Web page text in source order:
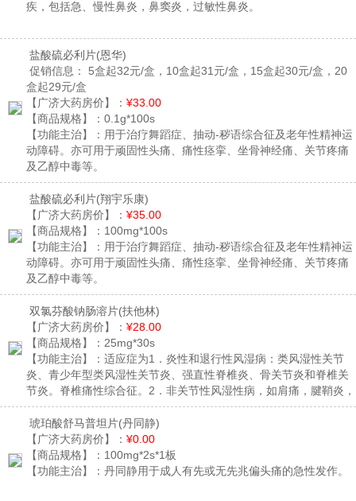
疾，包括急、慢性鼻炎，鼻窦炎，过敏性鼻炎。
盐酸硫必利片(恩华)
促销信息：
5盒起32元/盒，10盒起31元/盒，15盒起30元/盒，20
盒起29元/盒
【广济大药房价】： ¥33.00
【商品规格】： 0.1g*100s
【功能主治】： 用于治疗舞蹈症、抽动-秽语综合征及老年性精神运
动障碍。亦可用于顽固性头痛、痛性痉挛、坐骨神经痛、关节疼痛
及乙醇中毒等。
盐酸硫必利片(翔宇乐康)
【广济大药房价】： ¥35.00
【商品规格】： 100mg*100s
【功能主治】： 用于治疗舞蹈症、抽动-秽语综合征及老年性精神运
动障碍。亦可用于顽固性头痛、痛性痉挛、坐骨神经痛、关节疼痛
及乙醇中毒等。
双氯芬酸钠肠溶片(扶他林)
【广济大药房价】： ¥28.00
【商品规格】： 25mg*30s
【功能主治】： 适应症为1．炎性和退行性风湿病：类风湿性关节
炎、青少年型类风湿性关节炎、强直性脊椎炎、骨关节炎和脊椎关
节炎。脊椎痛性综合征。2．非关节性风湿性病，如肩痛，腱鞘炎，
滑囊炎，肌痛及运动后损伤性疼痛等。3．痛风急性发作。4．创伤
后及术后炎症性疼痛如：创伤后，劳损后，牙痛，头痛等；妇科中
出现的疼痛或炎症，例如：原发性痛经或附加炎。 5．对耳、鼻、
喉的严重痛性感染可作为辅助治疗药，例如：咽扁桃体炎，耳炎。
原发疾病可根据一般治疗原则给予适当的治疗。6．对成年和儿童的
琥珀酸舒马普坦片(丹同静)
【广济大药房价】： ¥0.00
【商品规格】： 100mg*2s*1板
【功能主治】： 丹同静用于成人有先或无先兆偏头痛的急性发作。